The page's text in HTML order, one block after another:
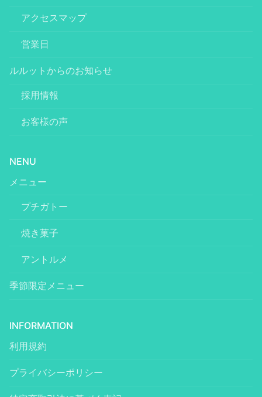
アクセスマップ
営業日
ルルットからのお知らせ
採用情報
お客様の声
NENU
メニュー
プチガトー
焼き菓子
アントルメ
季節限定メニュー
INFORMATION
利用規約
プライバシーポリシー